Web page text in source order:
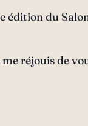
édition du
réjouis de